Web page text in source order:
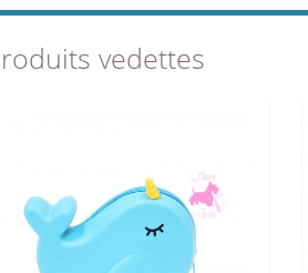
vedettes